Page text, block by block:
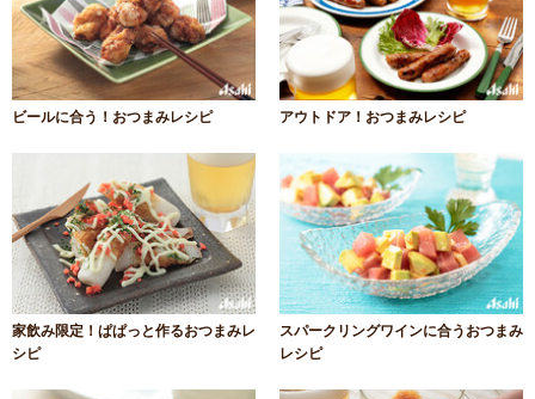
ビールに合う！おつまみレシピ アウトドア！おつまみレシピ
家飲み限定！ぱぱっと作るおつまみレ
シピ
スパークリングワインに合うおつまみ
レシピ